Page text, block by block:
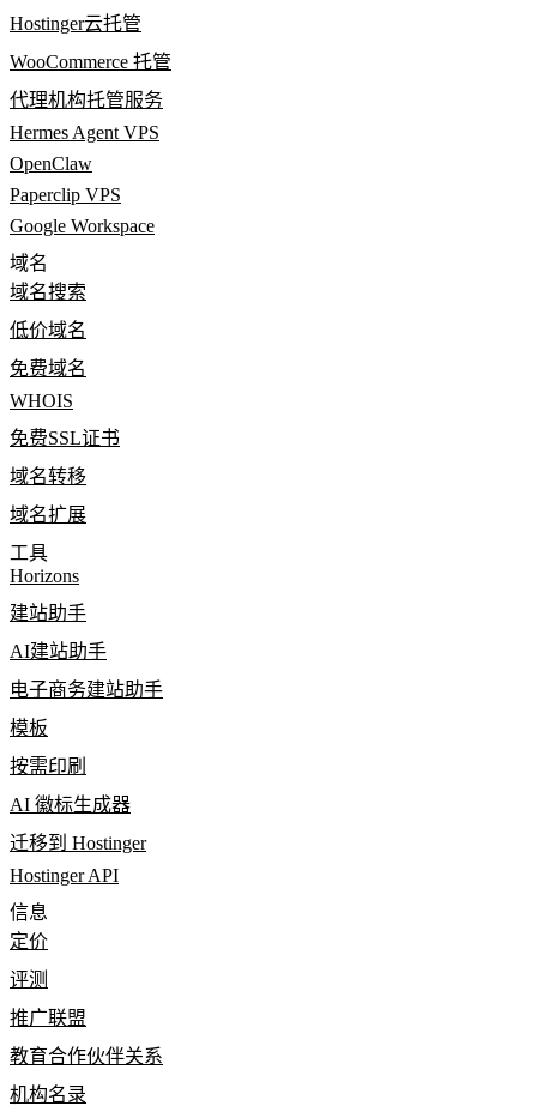
Hostinger云托管
WooCommerce 托管
代理机构托管服务
Hermes Agent VPS
OpenClaw
Paperclip VPS
Google Workspace
域名
域名搜索
低价域名
免费域名
WHOIS
免费SSL证书
域名转移
域名扩展
工具
Horizons
建站助手
AI建站助手
电子商务建站助手
模板
按需印刷
AI 徽标生成器
迁移到 Hostinger
Hostinger API
信息
定价
评测
推广联盟
教育合作伙伴关系
机构名录